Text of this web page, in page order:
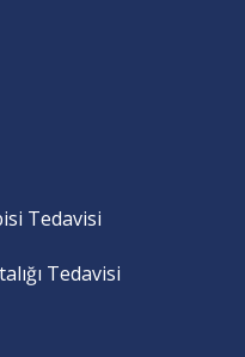
Tedavisi
Tedavisi